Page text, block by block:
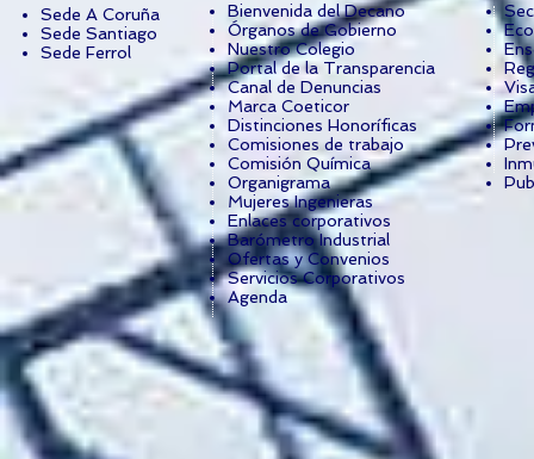
Sede A Coruña
Sede Santiago
Sede Ferrol
Bienvenida del Decano
Órganos de Gobierno
Nuestro Colegio
Portal de la Transparencia
Canal de Denuncias
Marca Coeticor
Distinciones Honoríficas
Comisiones de trabajo
Comisión Química
Organigrama
Mujeres Ingenieras
Enlaces corporativos
Barómetro Industrial
Ofertas y Convenios
Servicios Corporativos
Agenda